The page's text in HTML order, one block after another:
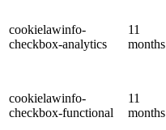
cookielawinfo-
checkbox-analytics
11
months
cookielawinfo-
checkbox-functional
11
months